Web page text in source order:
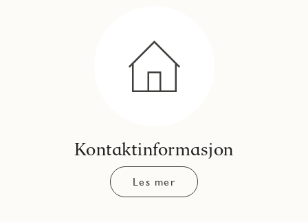
Kontaktinformasjon
Les mer